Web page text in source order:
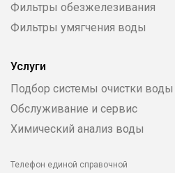
Фильтры обезжелезивания
Фильтры умягчения воды
Услуги
Подбор системы очистки воды
Обслуживание и сервис
Химический анализ воды
Телефон единой справочной